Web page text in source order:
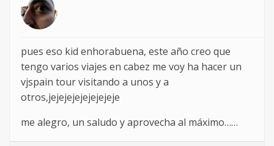
pues eso kid enhorabuena, este año creo que
tengo varios viajes en cabez me voy ha hacer un
vjspain tour visitando a unos y a
otros,jejejejejejejejeje
me alegro, un saludo y aprovecha al máximo……